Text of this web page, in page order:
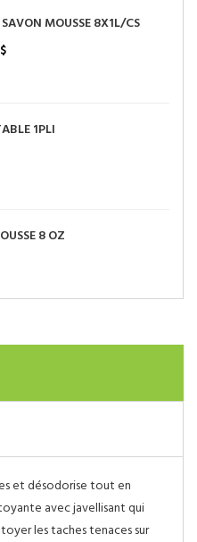
MOUSSE 8X1L/CS
$Le
109.95$.
1PLI
8 OZ
et désodorise tout en
avec javellisant qui
les taches tenaces sur